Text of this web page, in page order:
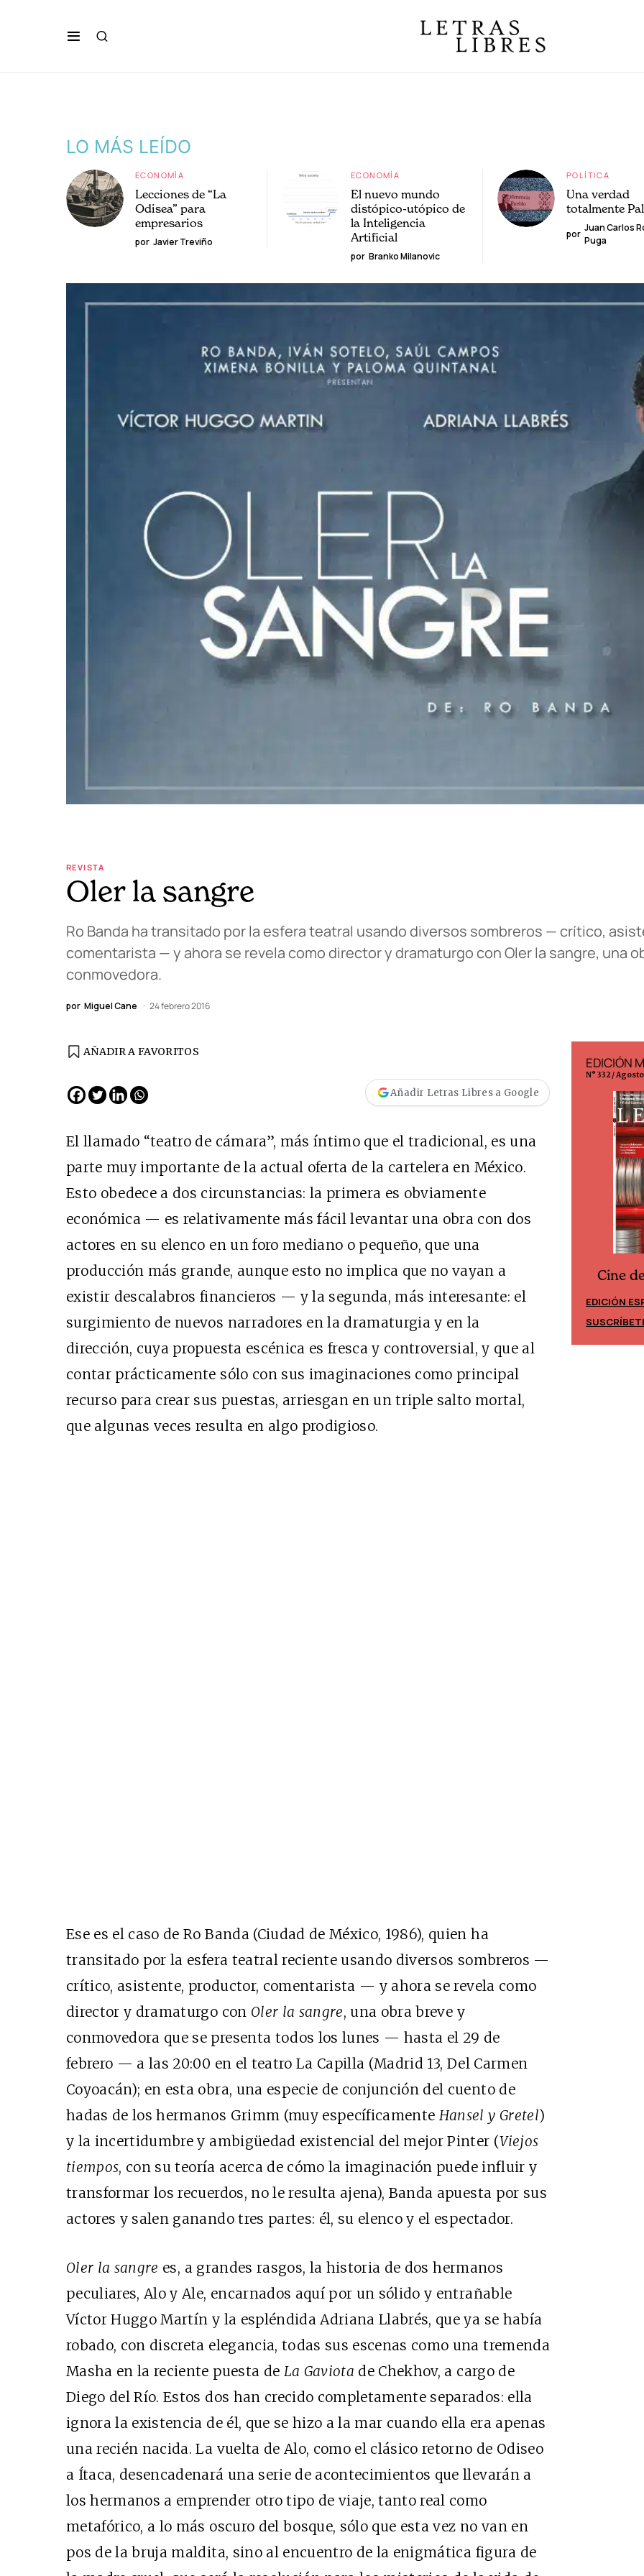
LO MÁS LEÍDO
ECONOMÍA
Lecciones de “La
Odisea” para
empresarios
por Javier Treviño
ECONOMÍA
El nuevo mundo
distópico-utópico de
la Inteligencia
Artificial
por Branko Milanovic
POLÍTICA
Una verdad
totalmente
por
Juan Carlos
Puga
REVISTA
Oler la sangre
Ro Banda ha transitado por la esfera teatral usando diversos sombreros — crítico,
comentarista — y ahora se revela como director y dramaturgo con Oler la sangre, una
conmovedora.
por Miguel Cane 24 febrero 2016
AÑADIR A FAVORITOS
Añadir Letras Libres a Google
El llamado “teatro de cámara”, más íntimo que el tradicional, es una
parte muy importante de la actual oferta de la cartelera en México.
Esto obedece a dos circunstancias: la primera es obviamente
económica — es relativamente más fácil levantar una obra con dos
actores en su elenco en un foro mediano o pequeño, que una
producción más grande, aunque esto no implica que no vayan a
existir descalabros financieros — y la segunda, más interesante: el
surgimiento de nuevos narradores en la dramaturgia y en la
dirección, cuya propuesta escénica es fresca y controversial, y que al
contar prácticamente sólo con sus imaginaciones como principal
recurso para crear sus puestas, arriesgan en un triple salto mortal,
que algunas veces resulta en algo prodigioso.
Ese es el caso de Ro Banda (Ciudad de México, 1986), quien ha
transitado por la esfera teatral reciente usando diversos sombreros —
crítico, asistente, productor, comentarista — y ahora se revela como
director y dramaturgo con Oler la sangre, una obra breve y
conmovedora que se presenta todos los lunes — hasta el 29 de
febrero — a las 20:00 en el teatro La Capilla (Madrid 13, Del Carmen
Coyoacán); en esta obra, una especie de conjunción del cuento de
hadas de los hermanos Grimm (muy específicamente Hansel y Gretel)
y la incertidumbre y ambigüedad existencial del mejor Pinter (Viejos
tiempos, con su teoría acerca de cómo la imaginación puede influir y
transformar los recuerdos, no le resulta ajena), Banda apuesta por sus
actores y salen ganando tres partes: él, su elenco y el espectador.
Oler la sangre es, a grandes rasgos, la historia de dos hermanos
peculiares, Alo y Ale, encarnados aquí por un sólido y entrañable
Víctor Huggo Martín y la espléndida Adriana Llabrés, que ya se había
robado, con discreta elegancia, todas sus escenas como una tremenda
Masha en la reciente puesta de La Gaviota de Chekhov, a cargo de
Diego del Río. Estos dos han crecido completamente separados: ella
ignora la existencia de él, que se hizo a la mar cuando ella era apenas
una recién nacida. La vuelta de Alo, como el clásico retorno de Odiseo
a Ítaca, desencadenará una serie de acontecimientos que llevarán a
los hermanos a emprender otro tipo de viaje, tanto real como
metafórico, a lo más oscuro del bosque, sólo que esta vez no van en
pos de la bruja maldita, sino al encuentro de la enigmática figura de
Cine desde los márgenes
EDICIÓN MÉXICO
SUSCRÍBETE
EDICIÓN
N° 332 /
Cine
EDICIÓN